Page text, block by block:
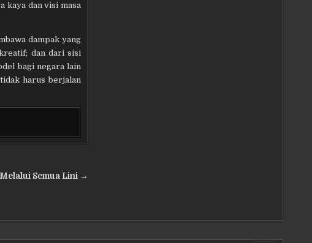
kaya dan visi masa
dampak yang
dan dari sisi
bagi negara lain
harus berjalan
Semua Lini →